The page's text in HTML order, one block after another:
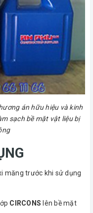
án hữu hiệu và kinh
sạch bề mặt vật liệu bị
măng trước khi sử dụng
CIRCONS lên bề mặt